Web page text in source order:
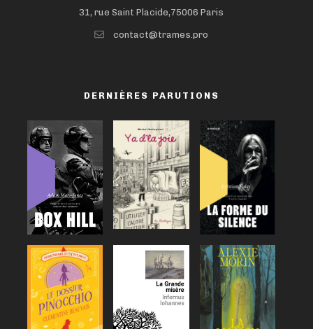
31, rue Saint Placide,75006 Paris
contact@trames.pro
DERNIÈRES PARUTIONS